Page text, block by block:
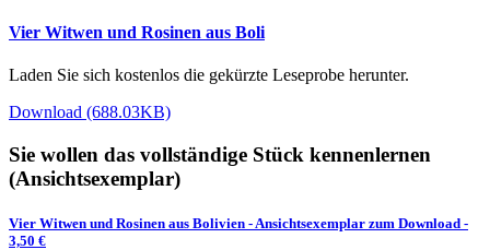
Vier Witwen und Rosinen aus Boli
Laden Sie sich kostenlos die gekürzte Leseprobe herunter.
Download (688.03KB)
Sie wollen das vollständige Stück kennenlernen
(Ansichtsexemplar)
Vier Witwen und Rosinen aus Bolivien - Ansichtsexemplar zum Download -
3,50 €